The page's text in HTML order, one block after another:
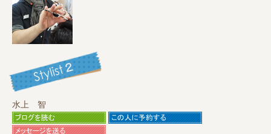
水上 智